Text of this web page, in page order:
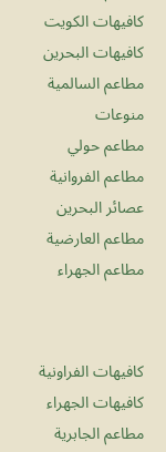
كافيهات الكويت
كافيهات البحرين
مطاعم السالمية
منوعات
مطاعم حولي
مطاعم الفروانية
عصائر البحرين
مطاعم العارضية
مطاعم الجهراء
كافيهات الفراونية
كافيهات الجهراء
مطاعم الجابرية